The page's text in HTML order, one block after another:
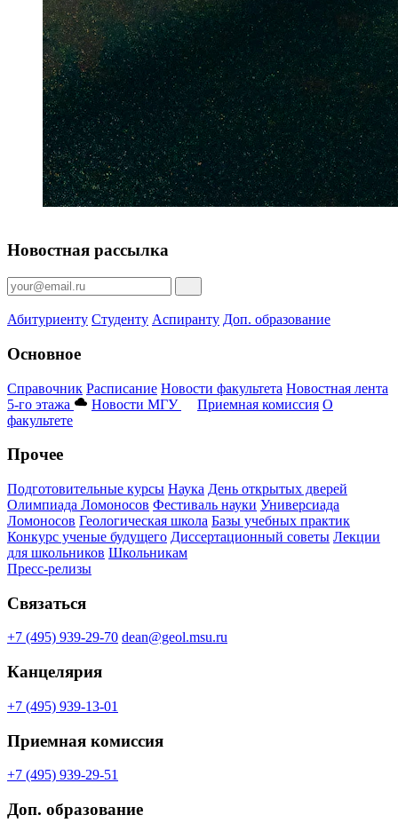
Новостная рассылка
Абитуриенту Студенту Аспиранту Доп. образование
Основное
Справочник Расписание Новости факультета Новостная лента
5-го этажа
Новости МГУ Приемная комиссия О
факультете
Прочее
Подготовительные курсы Наука День открытых дверей
Олимпиада Ломоносов Фестиваль науки Универсиада
Ломоносов Геологическая школа Базы учебных практик
Конкурс ученые будущего Диссертационный советы Лекции
для школьников Школьникам
Пресс-релизы
Связаться
+7 (495) 939-29-70 dean@geol.msu.ru
Канцелярия
+7 (495) 939-13-01
Приемная комиссия
+7 (495) 939-29-51
Доп. образование